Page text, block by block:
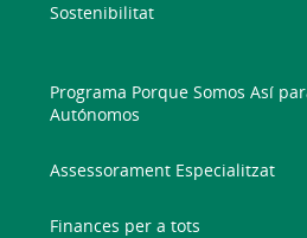
Sostenibilitat
Programa Porque Somos Así
Autónomos
Assessorament Especialitzat
Finances per a tots